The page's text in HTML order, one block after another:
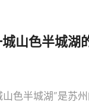
山色半城湖
色半城湖”是苏